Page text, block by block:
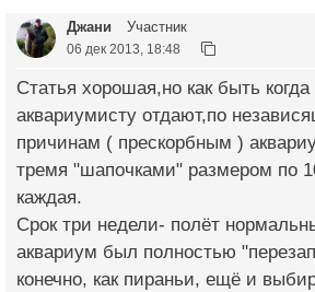
Джани Участник
06 дек 2013, 18:48
Статья хорошая,но как быть
аквариумисту отдают,по
причинам ( прескорбным )
тремя "шапочками" размером по
каждая.
Срок три недели- полёт
аквариум был полностью
конечно, как пираньи, ещё и